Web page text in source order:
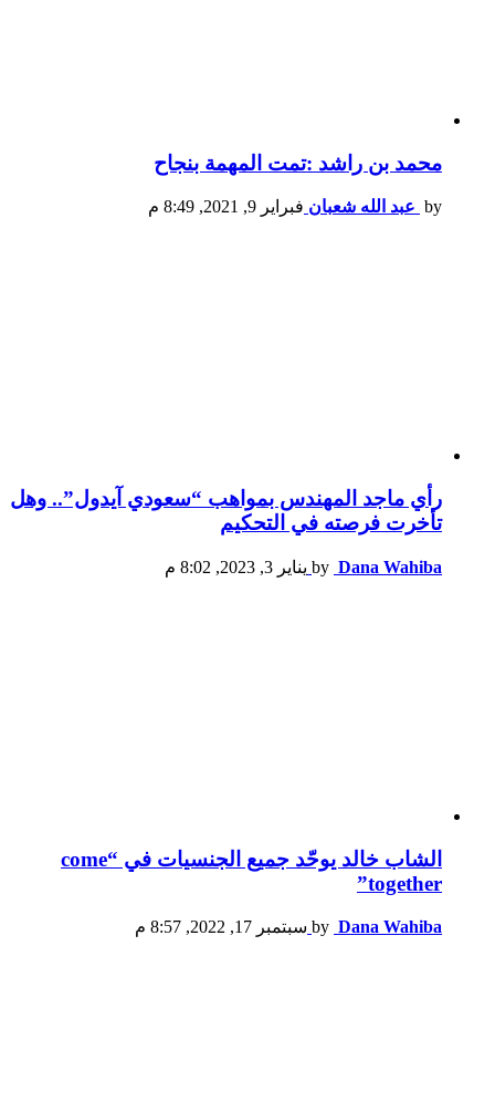
محمد بن راشد :تمت المهمة بنجاح
by عبد الله شعبان فبراير 9, 2021, 8:49 م
رأي ماجد المهندس بمواهب “سعودي آيدول”.. وهل
تأخرت فرصته في التحكيم
by Dana Wahiba يناير 3, 2023, 8:02 م
الشاب خالد يوحّد جميع الجنسيات في “come
together”
by Dana Wahiba سبتمبر 17, 2022, 8:57 م